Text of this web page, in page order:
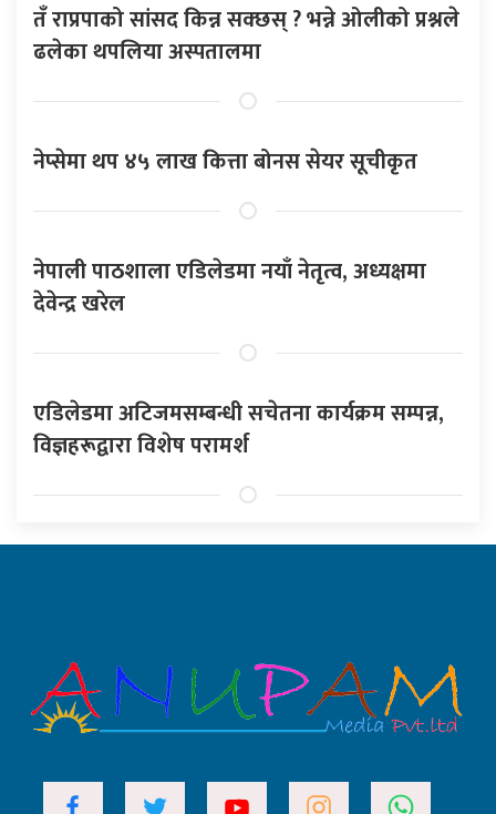
तँ राप्रपाको सांसद किन्न सक्छस् ? भन्ने ओलीको प्रश्नले
ढलेका थपलिया अस्पतालमा
नेप्सेमा थप ४५ लाख कित्ता बोनस सेयर सूचीकृत
नेपाली पाठशाला एडिलेडमा नयाँ नेतृत्व, अध्यक्षमा
देवेन्द्र खरेल
एडिलेडमा अटिजमसम्बन्धी सचेतना कार्यक्रम सम्पन्न,
विज्ञहरूद्वारा विशेष परामर्श